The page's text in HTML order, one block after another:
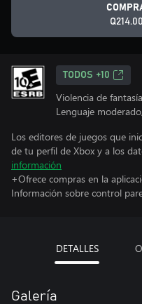
TODOS +10
Violencia de
Lenguaje
Los editores de juegos que
de tu perfil de Xbox y a los
información
+Ofrece compras en la
Información sobre control
DETALLES
Galería